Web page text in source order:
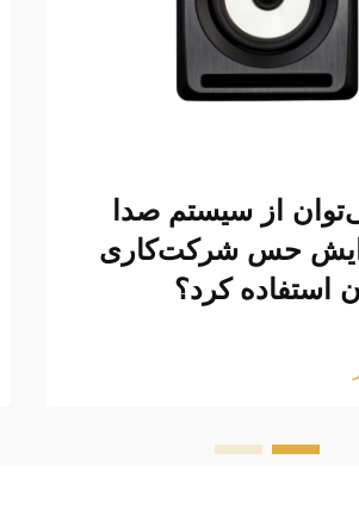
از سیستم صدا
حس شرکت‌کاری
استفاده کرد؟